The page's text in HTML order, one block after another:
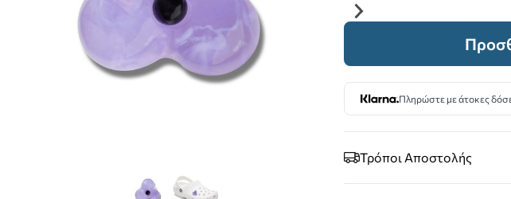
View larger image
Πληρώστε με άτοκες
Τρόποι Αποστολής